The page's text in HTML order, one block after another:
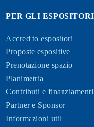
PER GLI ESPOSITORI
Accredito espositori
Proposte espositive
Prenotazione spazio
Planimetria
Contributi e finanziamenti
Partner e Sponsor
Informazioni utili